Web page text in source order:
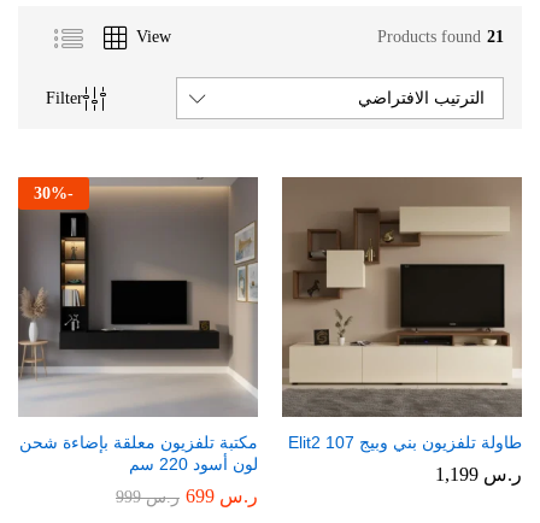
21
Products found
View
Filter الترتيب الافتراضي
طاولة تلفزيون بني وبيج Elit2 107
ر.س
-
30%
مكتبة تلفزيون معلقة بإضاءة شحن
لون أسود 220 سم
ر.س ر.س999